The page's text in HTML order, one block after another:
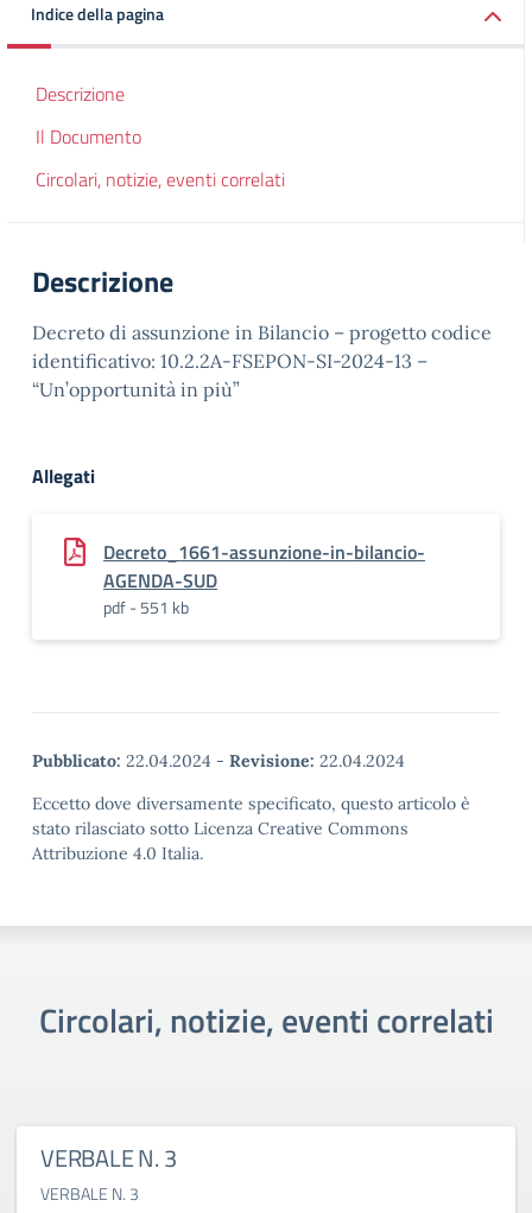
Indice della pagina
Descrizione
Il Documento
Circolari, notizie, eventi correlati
Descrizione
Decreto di assunzione in Bilancio – progetto codice
identificativo: 10.2.2A-FSEPON-SI-2024-13 –
“Un’opportunità in più”
Allegati
Decreto_1661-assunzione-in-bilancio-
AGENDA-SUD
pdf - 551 kb
Pubblicato: 22.04.2024 - Revisione: 22.04.2024
Eccetto dove diversamente specificato, questo articolo è
stato rilasciato sotto Licenza Creative Commons
Attribuzione 4.0 Italia.
Circolari, notizie, eventi correlati
VERBALE N. 3
VERBALE N. 3